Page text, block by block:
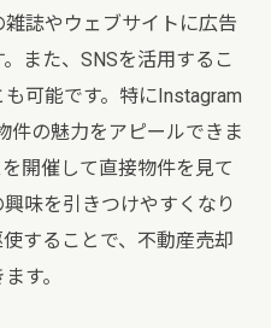
誌やウェブサイトに広告
また、SNSを活用するこ
可能です。特にInstagram
件の魅力をアピールできま
開催して直接物件を見て
味を引きつけやすくなり
することで、不動産売却
す。